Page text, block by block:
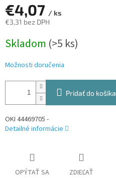
€4,07 / ks
€3,31 bez DPH
cena:
Skladom (>5 ks)
Možnosti doručenia
Pridať do košíka
OKI 44469705 -
Detailné informácie
OPÝTAŤ SA ZDIEĽAŤ